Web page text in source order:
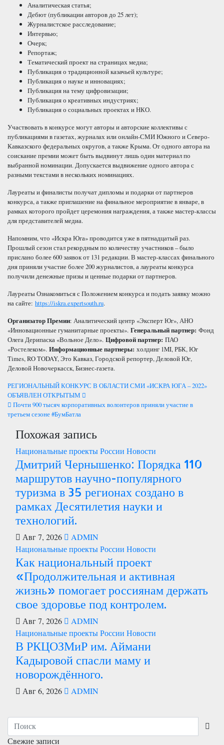
Аналитическая статья;
Дебют (публикации авторов до 25 лет);
Журналистское расследование;
Интервью;
Очерк;
Репортаж;
Тематический проект на страницах медиа;
Публикация о традиционной казачьей культуре;
Публикация о науке и инновациях;
Публикация на тему цифровизации;
Публикация о креативных индустриях;
Публикация о социальных проектах и НКО.
Участвовать в конкурсе могут авторы и авторские коллективы с
публикациями в газетах, журналах или онлайн-СМИ Южного и Северо-
Кавказского федеральных округов, а также Крыма. От одного автора на
соискание премии может быть выдвинут лишь один материал по
выбранной номинации. Допускается выдвижение одного автора с
разными текстами в нескольких номинациях.
Лауреаты и финалисты получат дипломы и подарки от партнеров
конкурса, а также приглашение на финальное мероприятие в январе, в
рамках которого пройдет церемония награждения, а также мастер-классы
для представителей медиа.
Напомним, что «Искра Юга» проводится уже в пятнадцатый раз.
Прошлый сезон стал рекордным по количеству участников – было
прислано более 600 заявок от 131 редакции. В мастер-классах финального
дня приняли участие более 200 журналистов, а лауреаты конкурса
получили денежные призы и ценные подарки от партнеров.
Лауреаты Ознакомиться с Положением конкурса и подать заявку можно
на сайте: https://iskra.expertsouth.ru.
Организатор Премии: Аналитический центр «Эксперт Юг», АНО
«Инновационные гуманитарные проекты». Генеральный партнер: Фонд
Олега Дерипаска «Вольное Дело». Цифровой партнер: ПАО
«Ростелеком». Информационные партнеры: холдинг 1MI, РБК, Юг
Times, RO TODAY, Это Кавказ, Городской репортер, Деловой Юг,
Деловой Новочеркасск, Бизнес-газета.
Навигация
по
записям
РЕГИОНАЛЬНЫЙ КОНКУРС В ОБЛАСТИ СМИ «ИСКРА ЮГА – 2022»
ОБЪЯВЛЕН ОТКРЫТЫМ
Почти 900 тысяч корпоративных волонтеров приняли участие в
третьем сезоне #БумБатла
Похожая запись
Национальные проекты России Новости
Дмитрий Чернышенко: Порядка 110
маршрутов научно-популярного
туризма в 35 регионах создано в
рамках Десятилетия науки и
технологий.
Авг 7, 2026
ADMIN
Национальные проекты России Новости
Как национальный проект
«Продолжительная и активная
жизнь» помогает россиянам держать
свое здоровье под контролем.
Авг 7, 2026
ADMIN
Национальные проекты России Новости
В РКЦОЗМиР им. Аймани
Кадыровой спасли маму и
новорождённого.
Авг 6, 2026 ADMIN
Свежие записи